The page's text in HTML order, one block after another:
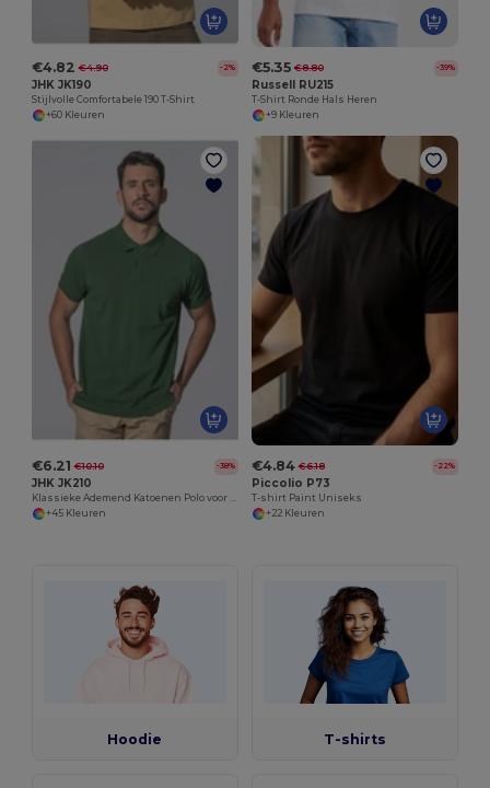
€4.82 €4.90 -2%
JHK JK190
Stijlvolle Comfortabele 190 T-Shirt
+60 Kleuren
€5.35 €8.80 -39%
Russell RU215
T-Shirt Ronde Hals Heren
+9 Kleuren
€6.21 €10.10 -38%
JHK JK210
+45 Kleuren
€4.84 €6.18 -22%
Piccolio P73
T-shirt Paint Uniseks
+22 Kleuren
Hoodie T-shirts